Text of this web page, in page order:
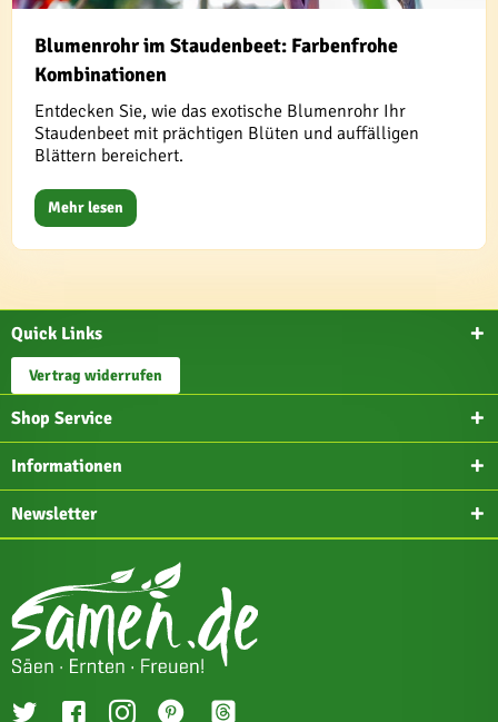
Blumenrohr im Staudenbeet: Farbenfrohe
Kombinationen
Entdecken Sie, wie das exotische Blumenrohr Ihr
Staudenbeet mit prächtigen Blüten und auffälligen
Blättern bereichert.
Mehr lesen
Quick Links
Vertrag widerrufen
Shop Service
Informationen
Newsletter